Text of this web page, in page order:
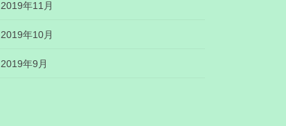
2019年11月
2019年10月
2019年9月